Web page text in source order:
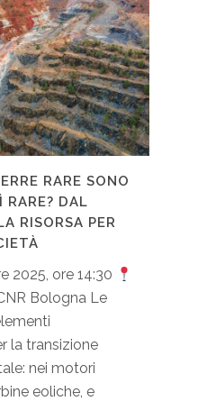
RARE SONO
RARE? DAL
RISORSA PER
2025, ore 14:30
Bologna Le
la transizione
nei motori
eoliche, e